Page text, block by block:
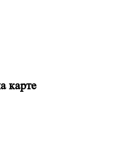
карте